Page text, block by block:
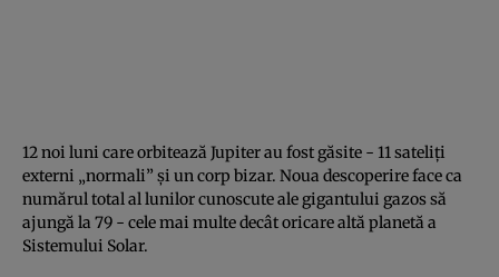
12 noi luni care orbitează Jupiter au fost găsite - 11 sateliţi
externi „normali” şi un corp bizar. Noua descoperire face ca
numărul total al lunilor cunoscute ale gigantului gazos să
ajungă la 79 - cele mai multe decât oricare altă planetă a
Sistemului Solar.